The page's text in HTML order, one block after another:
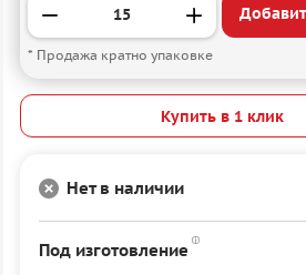
* Продажа кратно упаковке
Купить в 1 клик
Нет в наличии
Под изготовление